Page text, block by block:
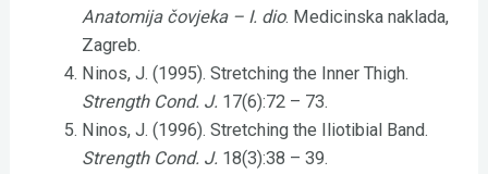
Anatomija čovjeka – I. dio. Medicinska naklada,
Zagreb.
Ninos, J. (1995). Stretching the Inner Thigh.
Strength Cond. J. 17(6):72 – 73.
Ninos, J. (1996). Stretching the Iliotibial Band.
Strength Cond. J. 18(3):38 – 39.